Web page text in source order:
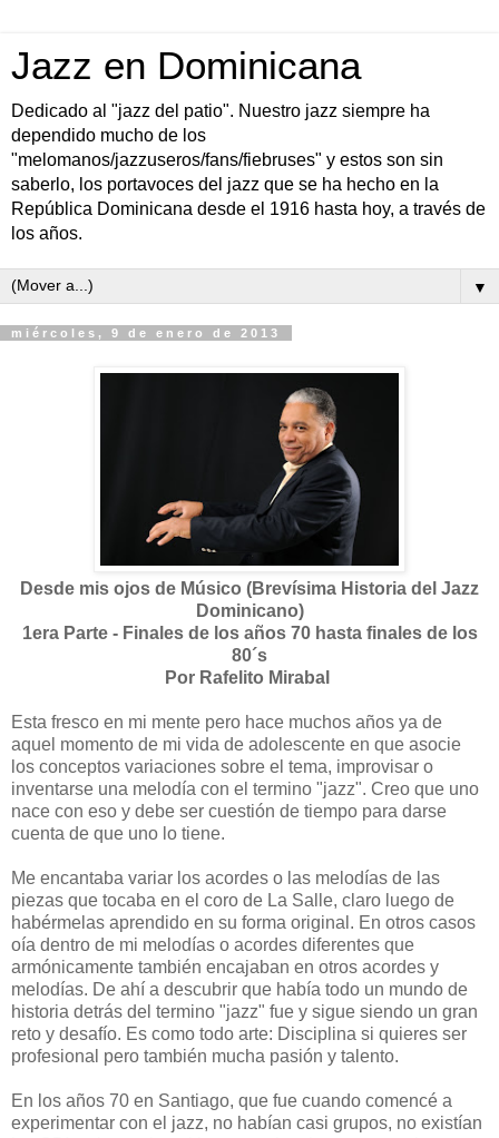
Jazz en Dominicana
Dedicado al "jazz del patio". Nuestro jazz siempre ha
dependido mucho de los
"melomanos/jazzuseros/fans/fiebruses" y estos son sin
saberlo, los portavoces del jazz que se ha hecho en la
República Dominicana desde el 1916 hasta hoy, a través de
los años.
▼
miércoles, 9 de enero de 2013
Desde mis ojos de Músico (Brevísima Historia del Jazz
Dominicano)
1era Parte - Finales de los años 70 hasta finales de los
80´s
Por Rafelito Mirabal
Esta fresco en mi mente pero hace muchos años ya de
aquel momento de mi vida de adolescente en que asocie
los conceptos variaciones sobre el tema, improvisar o
inventarse una melodía con el termino "jazz". Creo que uno
nace con eso y debe ser cuestión de tiempo para darse
cuenta de que uno lo tiene.
Me encantaba variar los acordes o las melodías de las
piezas que tocaba en el coro de La Salle, claro luego de
habérmelas aprendido en su forma original. En otros casos
oía dentro de mi melodías o acordes diferentes que
armónicamente también encajaban en otros acordes y
melodías. De ahí a descubrir que había todo un mundo de
historia detrás del termino "jazz" fue y sigue siendo un gran
reto y desafío. Es como todo arte: Disciplina si quieres ser
profesional pero también mucha pasión y talento.
En los años 70 en Santiago, que fue cuando comencé a
experimentar con el jazz, no habían casi grupos, no existían